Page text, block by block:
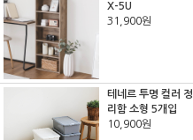
X-5U
31,900원
테네르 투명 컬러 정
리함 소형 5개입
10,900원